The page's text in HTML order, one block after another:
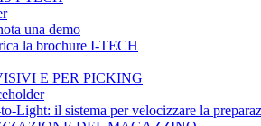
una demo
la brochure I-TECH
E PER PICKING
Light: il sistema per velocizzare la